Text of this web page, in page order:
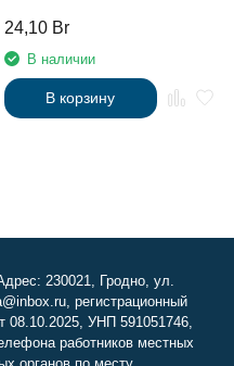
24,10 Br
В наличии
В корзину
230021, Гродно, ул.
регистрационный
08.10.2025, УНП 591051746,
работников местных